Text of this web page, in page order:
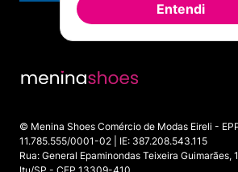
© Menina Shoes Comércio de Modas Eireli -
11.785.555/0001-02 | IE: 387.208.543.115
Rua: General Epaminondas Teixeira Guimarães,
Entendi